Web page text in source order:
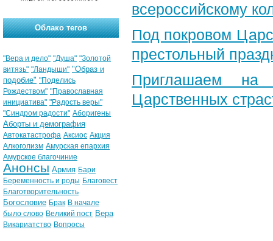
всероссийскому
Под покровом
престольный
Приглашаем на
Царственных
Облако тегов
"Вера и дело" "Душа" "Золотой
витязь" "Ландыши" "Образ и
подобие" "Поделись
Рождеством" "Православная
инициатива" "Радость веры"
"Синдром радости" Аборигены
Аборты и демография
Автокатастрофа Аксиос Акция
Алкоголизм Амурская епархия
Амурское благочиние
Анонсы Армия Бари
Беременность и роды Благовест
Благотворительность
Богословие Брак В начале
было слово Великий пост Вера
Викариатство Вопросы